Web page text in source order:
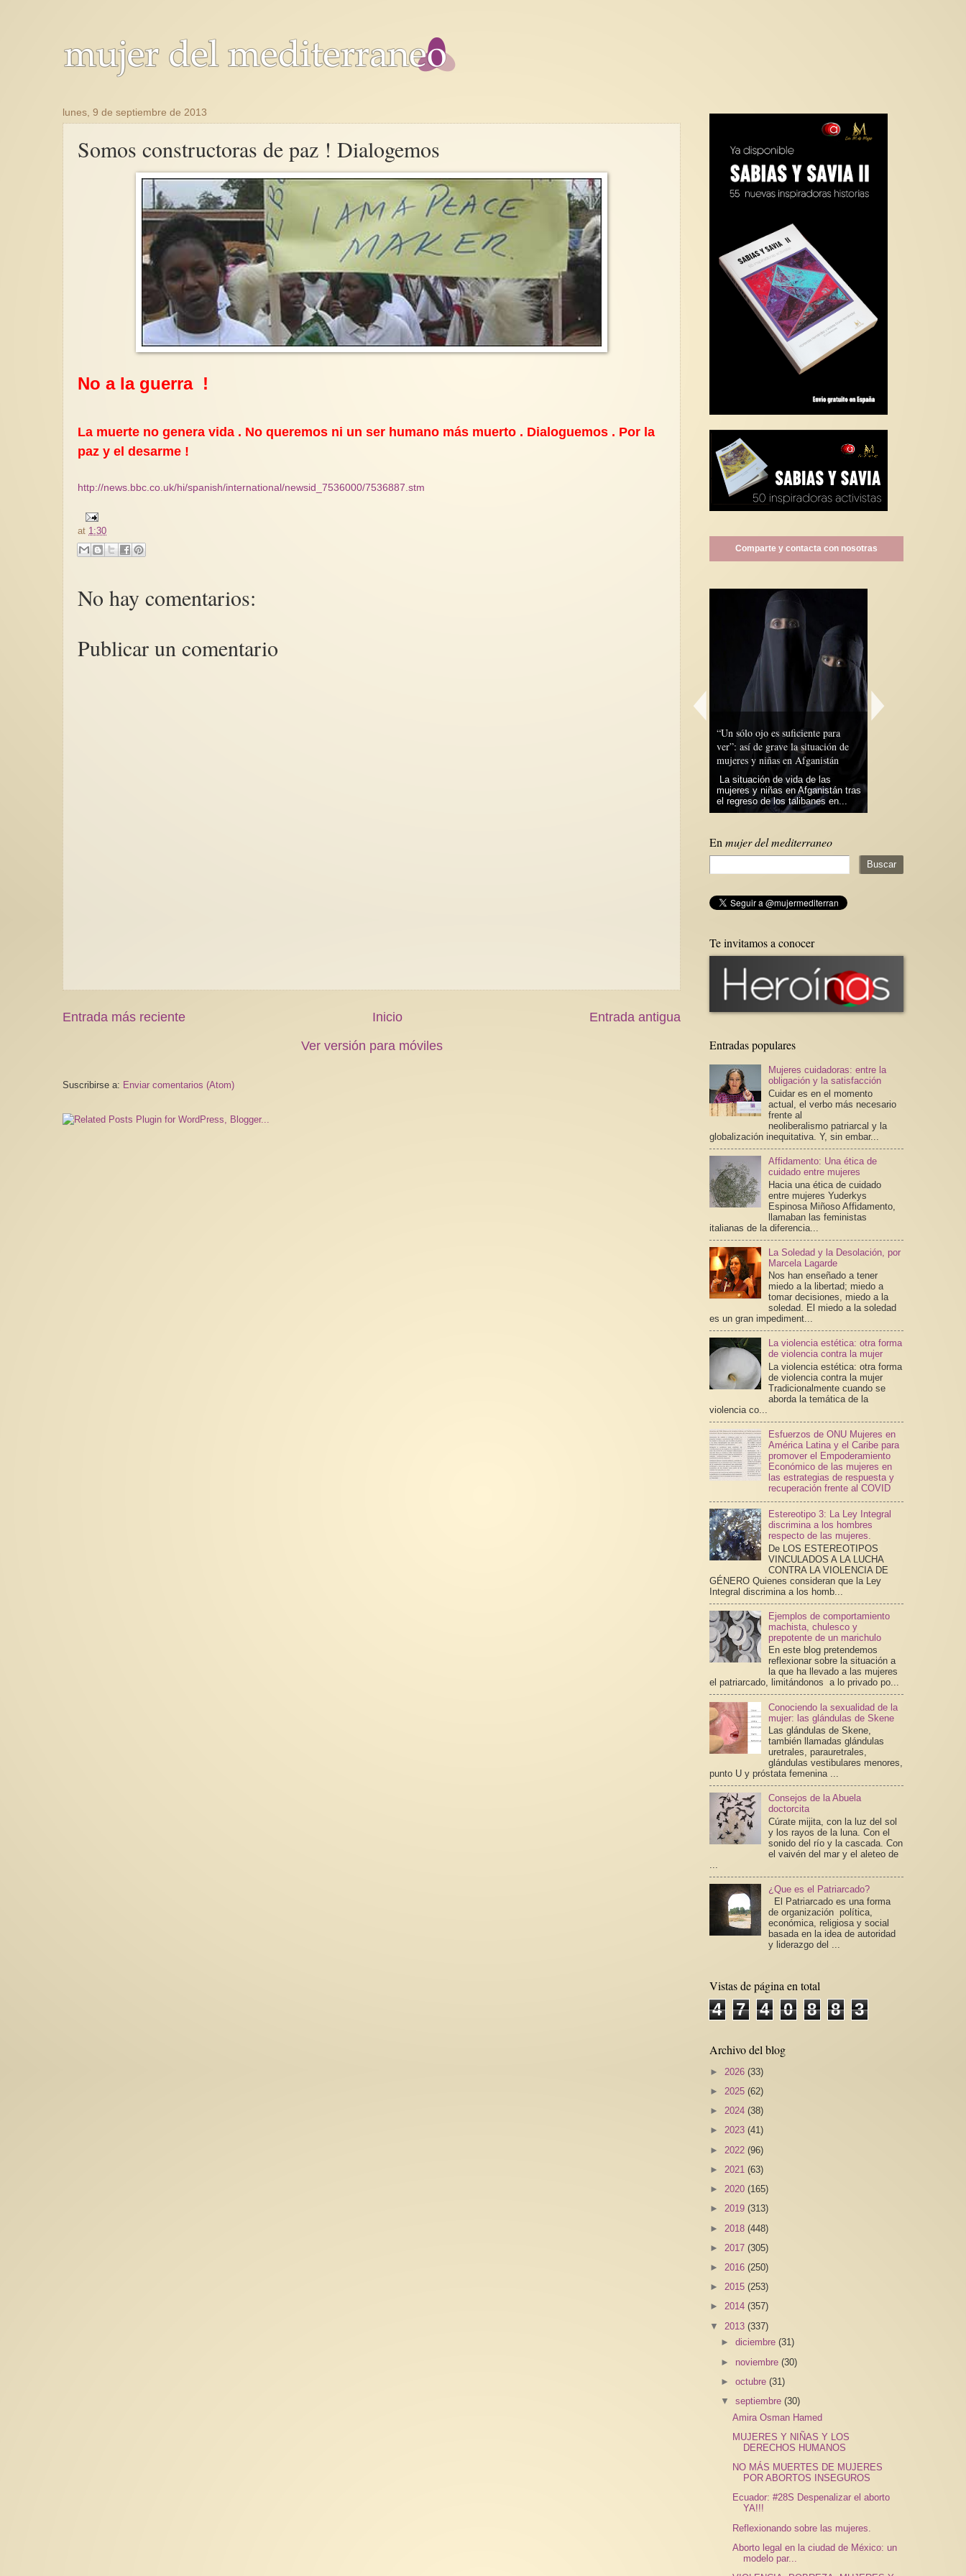
lunes, 9 de septiembre de 2013
Somos constructoras de paz ! Dialogemos
No a la guerra !
La muerte no genera vida . No queremos ni un ser humano más muerto . Dialoguemos . Por la
paz y el desarme !
http://news.bbc.co.uk/hi/spanish/international/newsid_7536000/7536887.stm
at 1:30
No hay comentarios:
Publicar un comentario
Entrada más reciente Entrada antigua
Inicio
Ver versión para móviles
Suscribirse a: Enviar comentarios (Atom)
Comparte y contacta con nosotras
“Un sólo ojo es suficiente para
ver”: así de grave la situación de
mujeres y niñas en Afganistán
mujeres y niñas en Afganistán tras
el regreso de los talibanes en...
Recorrido y recuento de la
presencia violeta en los Juegos
Olímpicos
Terminaron las Olimpiadas y
puedo decir que me han dejado un
muy buen sabor de boca,...
En mujer del mediterraneo
Te invitamos a conocer
Entradas populares
Mujeres cuidadoras: entre la
obligación y la satisfacción
Cuidar es en el momento
actual, el verbo más necesario
frente al
neoliberalismo patriarcal y la
globalización inequitativa. Y, sin embar...
Affidamento: Una ética de
cuidado entre mujeres
Hacia una ética de cuidado
entre mujeres Yuderkys
Espinosa Miñoso Affidamento,
llamaban las feministas
italianas de la diferencia...
La Soledad y la Desolación, por
Marcela Lagarde
Nos han enseñado a tener
miedo a la libertad; miedo a
tomar decisiones, miedo a la
soledad. El miedo a la soledad
es un gran impediment...
La violencia estética: otra forma
de violencia contra la mujer
La violencia estética: otra forma
de violencia contra la mujer
Tradicionalmente cuando se
aborda la temática de la
violencia co...
Esfuerzos de ONU Mujeres en
América Latina y el Caribe para
promover el Empoderamiento
Económico de las mujeres en
las estrategias de respuesta y
recuperación frente al COVID
Estereotipo 3: La Ley Integral
discrimina a los hombres
respecto de las mujeres.
De LOS ESTEREOTIPOS
VINCULADOS A LA LUCHA
CONTRA LA VIOLENCIA DE
GÉNERO Quienes consideran que la Ley
Integral discrimina a los homb...
Ejemplos de comportamiento
machista, chulesco y
prepotente de un marichulo
En este blog pretendemos
reflexionar sobre la situación a
la que ha llevado a las mujeres
el patriarcado, limitándonos a lo privado po...
Conociendo la sexualidad de la
mujer: las glándulas de Skene
Las glándulas de Skene,
también llamadas glándulas
uretrales, parauretrales,
glándulas vestibulares menores,
punto U y próstata femenina ...
Consejos de la Abuela
doctorcita
Cúrate mijita, con la luz del sol
y los rayos de la luna. Con el
sonido del río y la cascada. Con
el vaivén del mar y el aleteo de
¿Que es el Patriarcado?
El Patriarcado es una forma
de organización política,
económica, religiosa y social
basada en la idea de autoridad
y liderazgo del ...
Vistas de página en total
4 7 4 0 8 8 3
Archivo del blog
► 2026 (33)
► 2025 (62)
► 2024 (38)
► 2023 (41)
► 2022 (96)
► 2021 (63)
► 2020 (165)
► 2019 (313)
► 2018 (448)
► 2017 (305)
► 2016 (250)
► 2015 (253)
► 2014 (357)
▼ 2013 (337)
►diciembre(31)
► noviembre(30)
►octubre(31)
▼septiembre(30)
Amira Osman Hamed
MUJERES Y NIÑAS Y LOS
DERECHOS HUMANOS
NO MÁS MUERTES DE MUJERES
POR ABORTOS INSEGUROS
Ecuador: #28S Despenalizar el aborto
YA!!!
Reflexionando sobre las mujeres.
Aborto legal en la ciudad de México: un
modelo par...